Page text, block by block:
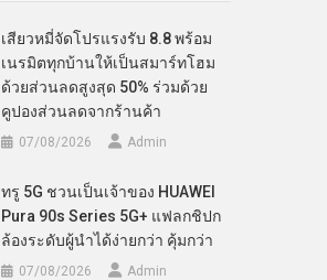
เสียวหมี่จัดโปรแรงรับ 8.8 พร้อม
เนรมิตทุกบ้านให้เป็นสมาร์ทโฮม
ด้วยส่วนลดสูงสุด 50% ร่วมด้วย
คูปองส่วนลดจากร้านค้า
07/08/2026 Admin
ทรู 5G ชวนเป็นเจ้าของ HUAWEI
Pura 90s Series 5G+ แฟลกชิปก
ล้องระดับผู้นำได้ง่ายกว่า คุ้มกว่า
07/08/2026 Admin